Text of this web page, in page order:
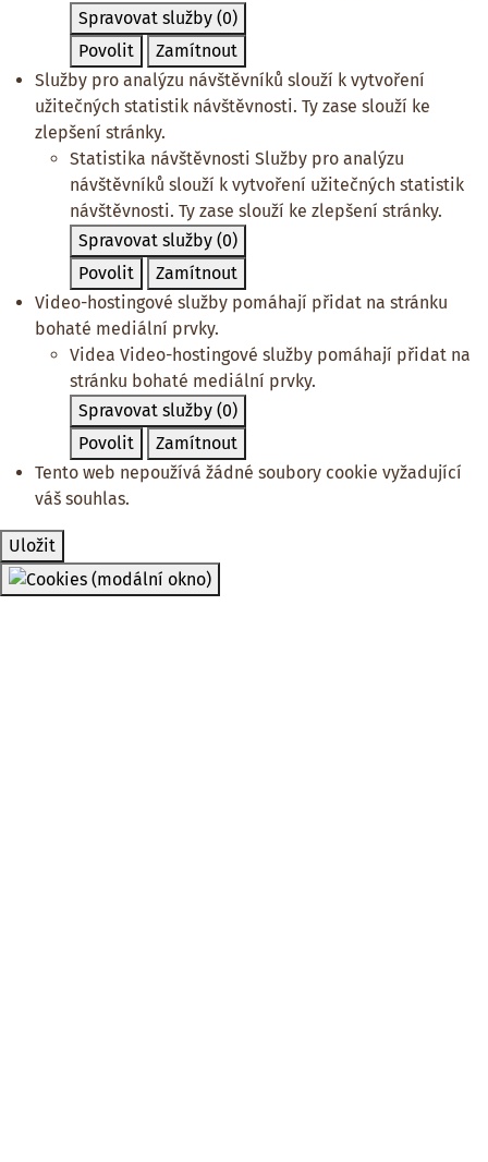
Spravovat služby (0)
Povolit
Zamítnout
Služby pro analýzu návštěvníků slouží k vytvoření
užitečných statistik návštěvnosti. Ty zase slouží ke
zlepšení stránky.
Statistika návštěvnosti Služby pro analýzu
návštěvníků slouží k vytvoření užitečných statistik
návštěvnosti. Ty zase slouží ke zlepšení stránky.
Spravovat služby (0)
Povolit
Zamítnout
Video-hostingové služby pomáhají přidat na stránku
bohaté mediální prvky.
Videa Video-hostingové služby pomáhají přidat na
stránku bohaté mediální prvky.
Spravovat služby (0)
Povolit
Zamítnout
Tento web nepoužívá žádné soubory cookie vyžadující
váš souhlas.
Uložit